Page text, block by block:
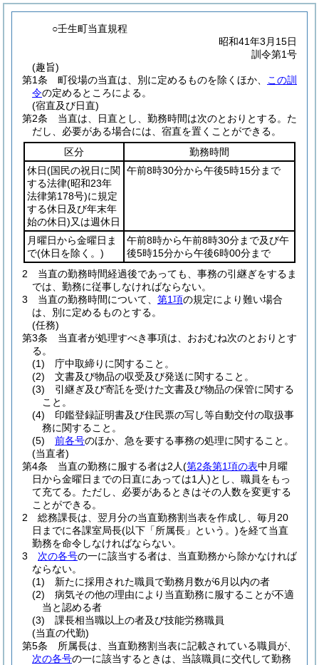
○壬生町当直規程
昭和41年3月15日
訓令第1号
(趣旨)
第1条
町役場の当直は、別に定めるものを除くほか、
この訓
令の定めるところによる。
(宿直及び日直)
第2条
当直は、日直とし、勤務時間は次のとおりとする。 た
だし、必要がある場合には、宿直を置くことができる。
区分
勤務時間
休日(国民の祝日に関
する法律(昭和23年
法律第178号)に規定
する休日及び年末年
始の休日)又は週休日
午前8時30分から午後5時15分まで
月曜日から金曜日ま
で(休日を除く。)
午前8時から午前8時30分まで及び午
後5時15分から午後6時00分まで
2
当直の勤務時間経過後であっても、事務の引継ぎをするま
では、勤務に従事しなければならない。
3
当直の勤務時間について、 第1項の規定により難い場合
は、別に定めるものとする。
(任務)
第3条
当直者が処理すべき事項は、おおむね次のとおりとす
る。
(1)
庁中取締りに関すること。
(2)
文書及び物品の収受及び発送に関すること。
(3)
引継ぎ及び寄託を受けた文書及び物品の保管に関する
こと。
(4)
印鑑登録証明書及び住民票の写し等自動交付の取扱事
務に関すること。
(5)
前各号のほか、急を要する事務の処理に関すること。
(当直者)
第4条
当直の勤務に服する者は2人(第2条第1項の表中月曜
日から金曜日までの日直にあっては1人)とし、職員をもっ
て充てる。 ただし、必要があるときはその人数を変更する
ことができる。
2
総務課長は、翌月分の当直勤務割当表を作成し、毎月20
日までに各課室局長(以下「所属長」という。)を経て当直
勤務を命令しなければならない。
3
次の各号の一に該当する者は、当直勤務から除かなければ
ならない。
(1)
新たに採用された職員で勤務月数が6月以内の者
(2)
病気その他の理由により当直勤務に服することが不適
当と認める者
(3)
課長相当職以上の者及び技能労務職員
(当直の代勤)
第5条
所属長は、当直勤務割当表に記載されている職員が、
次の各号の一に該当するときは、当該職員に交代して勤務